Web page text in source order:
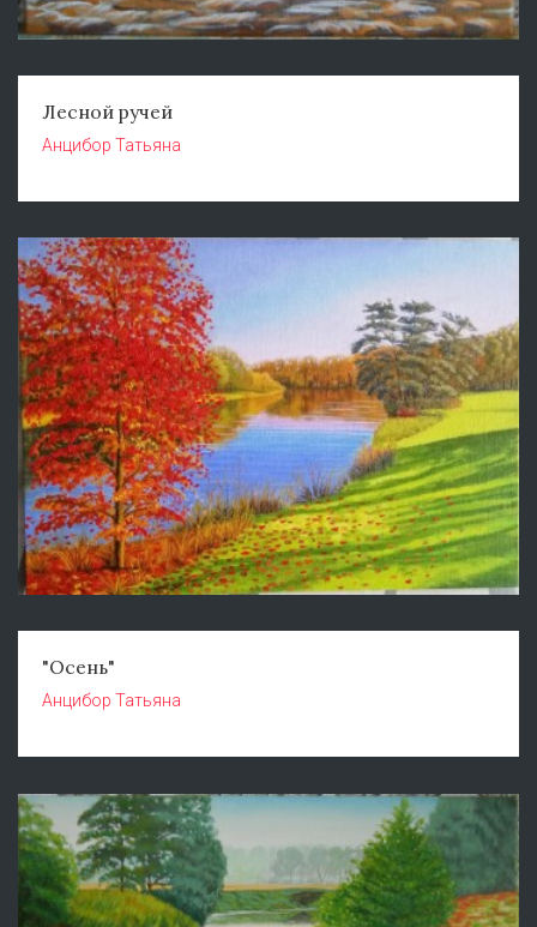
Лесной ручей
Анцибор Татьяна
"Осень"
Анцибор Татьяна